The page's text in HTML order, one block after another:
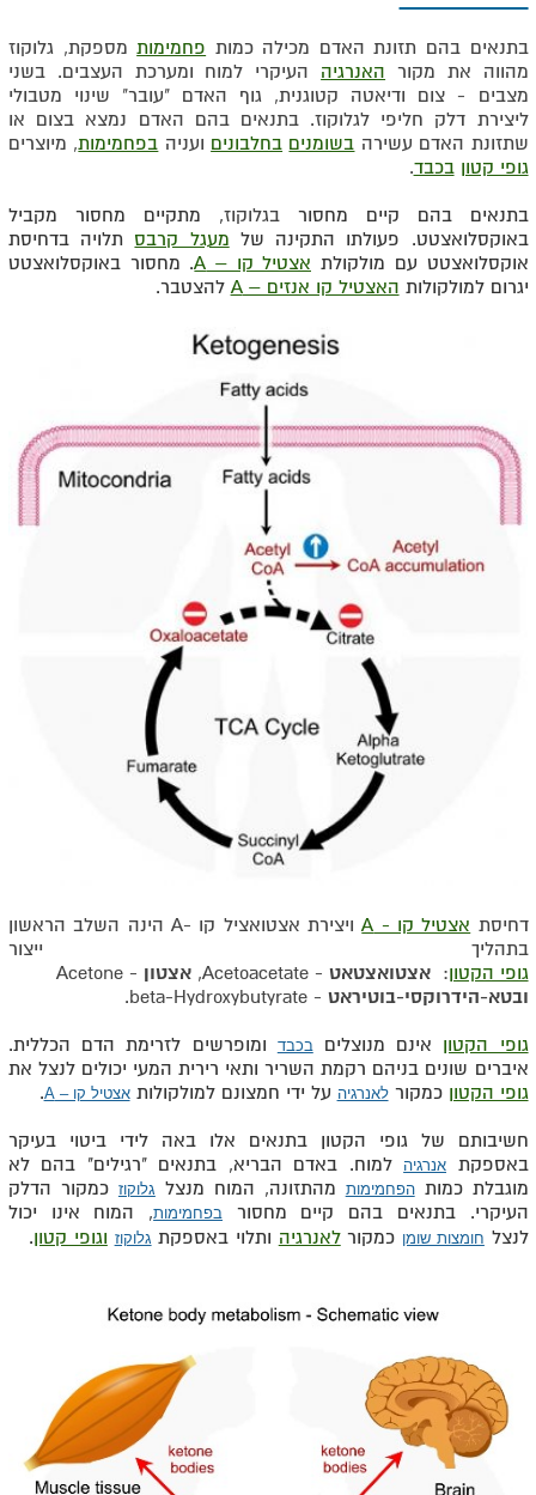
בתנאים בהם תזונת האדם מכילה כמות פחמימותמספקת, גלוקוז
מהווה את מקור האנרגיה העיקרי למוח ומערכת העצבים. בשני
מצבים - צום ודיאטה קטוגנית, גוף האדם "עובר" שינוי מטבולי
ליצירת דלק חליפי לגלוקוז. בתנאים בהם האדם נמצא בצום או
שתזונת האדם עשירה בשומנים בחלבונים ועניה בפחמימות, מיוצרים
גופי קטון בכבד.
בתנאים בהם קיים מחסורבגלוקוז, מתקיים מחסור מקביל
באוקסלואצטט. פעולתו התקינה של מעגל קרבס תלויה בדחיסת
אוקסלואצטט עם מולקולת אצטיל קו – A
. מחסור באוקסלואצטט
יגרום למולקולות האצטיל קו אנזים – A להצטבר.
דחיסת אצטיל קו - A
ויצירת אצטואציל קו -A הינה השלב הראשון
בתהליך ייצור
גופי הקטון:אצטואצטאט - Acetoacetate, אצטון - Acetone
ובטא-הידרוקסי-בוטיראט - beta-Hydroxybutyrate.
גופי הקטון אינם מנוצליםבכבד
ומופרשים לזרימת הדם הכללית.
איברים שונים בניהם רקמת השריר ותאי רירית המעי יכולים לנצל את
גופי הקטון כמקורלאנרגיה על ידי חמצונם למולקולותאצטיל קו – A
.
חשיבותם של גופי הקטון בתנאים אלו באה לידי ביטוי בעיקר
באספקת
אנרגיה
למוח. באדם הבריא, בתנאים "רגילים" בהם לא
מוגבלת כמותהפחמימות מהתזונה, המוח מנצל גלוקוז כמקור הדלק
העיקרי. בתנאים בהם קיים מחסור
בפחמימות, המוח אינו יכול
לנצל חומצות שומן כמקורלאנרגיה ותלוי באספקת גלוקוז וגופי קטון.